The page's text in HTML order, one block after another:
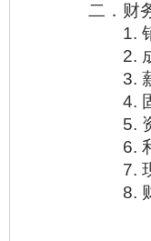
二．财务
1. 销售
2. 成本
3. 薪金
4. 固定
5. 资
6. 利润
7. 现
8. 财务